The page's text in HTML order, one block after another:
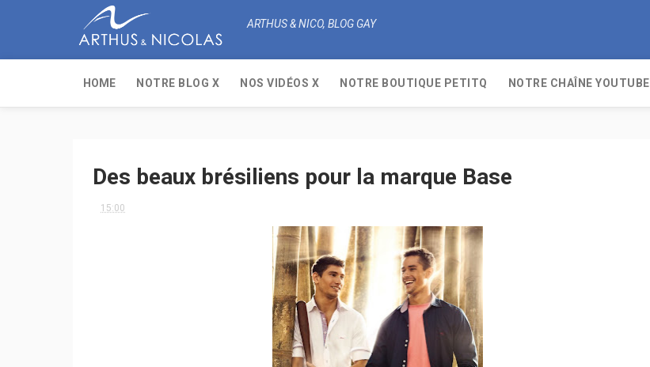
ARTHUS & NICO, BLOG GAY
HOME NOTRE BLOG X NOS VIDÉOS X NOTRE BOUTIQUE PETITQ NOTRE CHAÎNE YOUTUBE
Des beaux brésiliens pour la marque Base
15:00